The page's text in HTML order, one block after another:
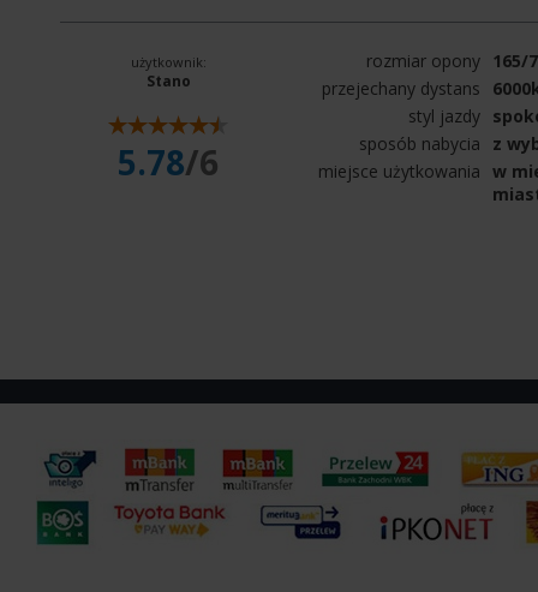
użytkownik:
Stano
5.78/6
rozmiar opony 165/
przejechany dystans
styl jazdy
sposób nabycia
z
miejsce użytkowania w